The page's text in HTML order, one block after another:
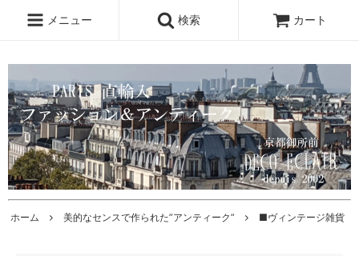
メニュー 検索 カート
ホーム 美的なセンスで作られた”アンティーク” ■ヴィンテージ雑貨